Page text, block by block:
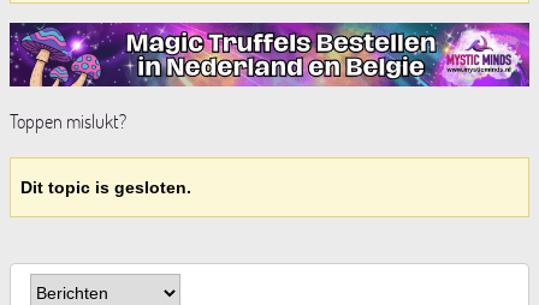
Toppen mislukt?
Dit topic is gesloten.